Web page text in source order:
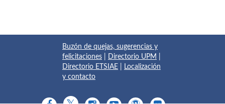
Buzón de quejas, sugerencias y
felicitaciones
Directorio UPM
Directorio ETSIAE
Localización
y contacto